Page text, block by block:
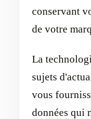
conservant
de votre
La
sujets
vous
données qui